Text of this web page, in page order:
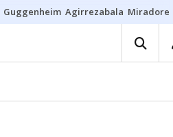
Guggenheim Agirrezabala Miradores